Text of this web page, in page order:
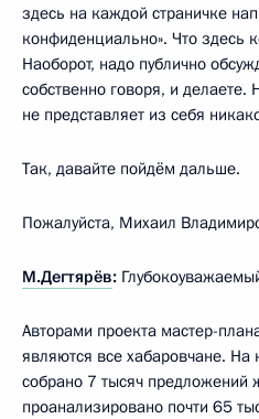
здесь на каждой страничке
конфиденциально». Что здесь
Наоборот, надо публично
собственно говоря, и делаете.
не представляет из себя
Так, давайте пойдём дальше.
Пожалуйста, Михаил
М.Дегтярёв:
Авторами проекта мастер-
являются все хабаровчане. На
собрано 7 тысяч предложений
проанализировано почти 65